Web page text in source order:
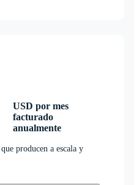
USD por mes
facturado
anualmente
producen a escala y